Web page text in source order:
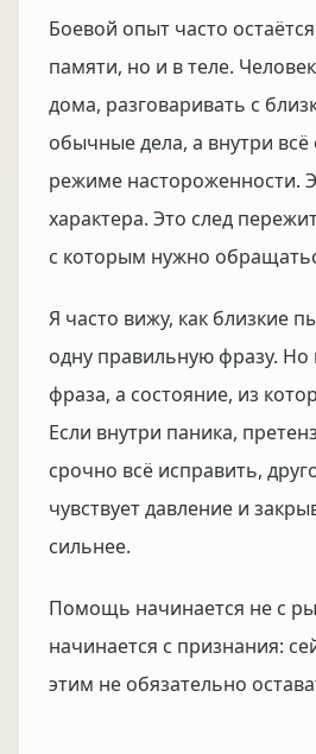
Боевой опыт часто
памяти, но и в теле.
дома, разговаривать с
обычные дела, а внутри
режиме настороженности.
характера. Это след
с которым нужно
Я часто вижу, как близкие
одну правильную фразу. Но
фраза, а состояние, из
Если внутри паника,
срочно всё исправить,
чувствует давление и
сильнее.
Помощь начинается не с
начинается с признания:
этим не обязательно